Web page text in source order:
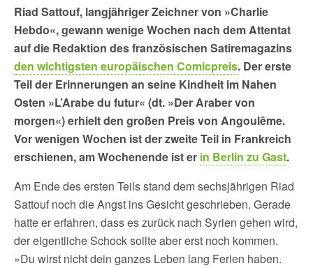
Riad Sattouf, langjähriger Zeichner von »Charlie
Hebdo«, gewann wenige Wochen nach dem Attentat
auf die Redaktion des französischen Satiremagazins
den wichtigsten europäischen Comicpreis. Der erste
Teil der Erinnerungen an seine Kindheit im Nahen
Osten »L’Arabe du futur« (dt. »Der Araber von
morgen«) erhielt den großen Preis von Angoulême.
Vor wenigen Wochen ist der zweite Teil in Frankreich
erschienen, am Wochenende ist er in Berlin zu Gast.
Am Ende des ersten Teils stand dem sechsjährigen Riad
Sattouf noch die Angst ins Gesicht geschrieben. Gerade
hatte er erfahren, dass es zurück nach Syrien gehen wird,
der eigentliche Schock sollte aber erst noch kommen.
»Du wirst nicht dein ganzes Leben lang Ferien haben.